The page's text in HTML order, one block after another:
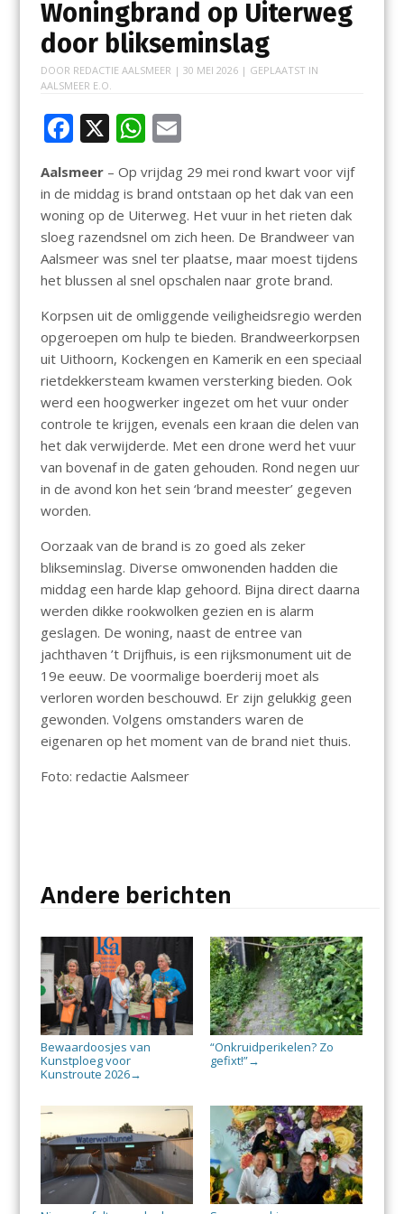
Woningbrand op Uiterweg
door blikseminslag
DOOR REDACTIE AALSMEER | 30 MEI 2026| GEPLAATST IN
AALSMEER E.O.
F
e
b
o
o
X W
at
s
A
p
p
E
ai
l
Aalsmeer– Op vrijdag 29 mei rond kwart voor vijf
in de middag is brand ontstaan op het dak van een
woning op de Uiterweg. Het vuur in het rieten dak
sloeg razendsnel om zich heen. De Brandweer van
Aalsmeer was snel ter plaatse, maar moest tijdens
het blussen al snel opschalen naar grote brand.
Korpsen uit de omliggende veiligheidsregio werden
opgeroepen om hulp te bieden. Brandweerkorpsen
uit Uithoorn, Kockengen en Kamerik en een speciaal
rietdekkersteam kwamen versterking bieden. Ook
werd een hoogwerker ingezet om het vuur onder
controle te krijgen, evenals een kraan die delen van
het dak verwijderde. Met een drone werd het vuur
van bovenaf in de gaten gehouden. Rond negen uur
in de avond kon het sein ‘brand meester’ gegeven
worden.
Oorzaak van de brand is zo goed als zeker
blikseminslag. Diverse omwonenden hadden die
middag een harde klap gehoord. Bijna direct daarna
werden dikke rookwolken gezien en is alarm
geslagen. De woning, naast de entree van
jachthaven ’t Drijfhuis, is een rijksmonument uit de
19e eeuw. De voormalige boerderij moet als
verloren worden beschouwd. Er zijn gelukkig geen
gewonden. Volgens omstanders waren de
eigenaren op het moment van de brand niet thuis.
Foto: redactie Aalsmeer
Andere berichten
Bewaardoosjes van
Kunstploeg voor
Kunstroute 2026→
“Onkruidperikelen? Zo
gefixt!”→